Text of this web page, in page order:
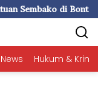
PWI Sulsel
Hukum &